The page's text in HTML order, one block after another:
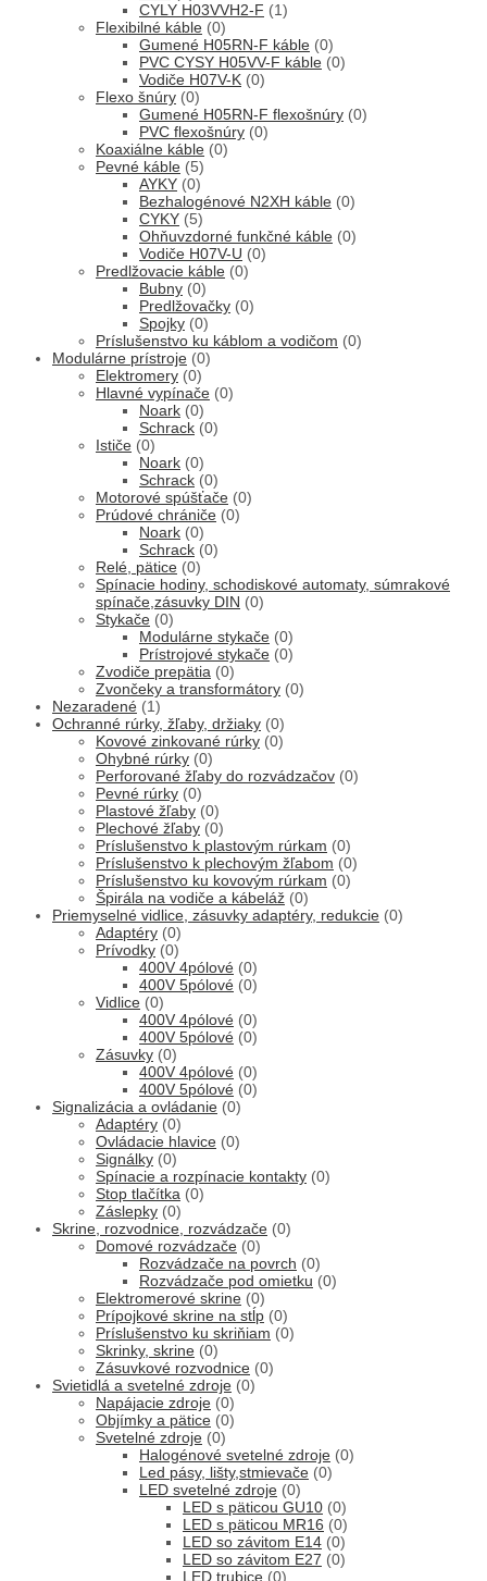
CYLY H03VVH2-F (1)
Flexibilné káble (0)
Gumené H05RN-F káble (0)
PVC CYSY H05VV-F káble (0)
Vodiče H07V-K (0)
Flexo šnúry (0)
Gumené H05RN-F flexošnúry (0)
PVC flexošnúry (0)
Koaxiálne káble (0)
Pevné káble (5)
AYKY (0)
Bezhalogénové N2XH káble (0)
CYKY (5)
Ohňuvzdorné funkčné káble (0)
Vodiče H07V-U (0)
Predlžovacie káble (0)
Bubny (0)
Predlžovačky (0)
Spojky (0)
Príslušenstvo ku káblom a vodičom (0)
Modulárne prístroje (0)
Elektromery (0)
Hlavné vypínače (0)
Noark (0)
Schrack (0)
Ističe (0)
Noark (0)
Schrack (0)
Motorové spúšťače (0)
Prúdové chrániče (0)
Noark (0)
Schrack (0)
Relé, pätice (0)
Spínacie hodiny, schodiskové automaty, súmrakové
spínače,zásuvky DIN (0)
Stykače (0)
Modulárne stykače (0)
Prístrojové stykače (0)
Zvodiče prepätia (0)
Zvončeky a transformátory (0)
Nezaradené (1)
Ochranné rúrky, žľaby, držiaky (0)
Kovové zinkované rúrky (0)
Ohybné rúrky (0)
Perforované žľaby do rozvádzačov (0)
Pevné rúrky (0)
Plastové žľaby (0)
Plechové žľaby (0)
Príslušenstvo k plastovým rúrkam (0)
Príslušenstvo k plechovým žľabom (0)
Príslušenstvo ku kovovým rúrkam (0)
Špirála na vodiče a kábeláž (0)
Priemyselné vidlice, zásuvky adaptéry, redukcie (0)
Adaptéry (0)
Prívodky (0)
400V 4pólové (0)
400V 5pólové (0)
Vidlice (0)
400V 4pólové (0)
400V 5pólové (0)
Zásuvky (0)
400V 4pólové (0)
400V 5pólové (0)
Signalizácia a ovládanie (0)
Adaptéry (0)
Ovládacie hlavice (0)
Signálky (0)
Spínacie a rozpínacie kontakty (0)
Stop tlačítka (0)
Záslepky (0)
Skrine, rozvodnice, rozvádzače (0)
Domové rozvádzače (0)
Rozvádzače na povrch (0)
Rozvádzače pod omietku (0)
Elektromerové skrine (0)
Prípojkové skrine na stĺp (0)
Príslušenstvo ku skriňiam (0)
Skrinky, skrine (0)
Zásuvkové rozvodnice (0)
Svietidlá a svetelné zdroje (0)
Napájacie zdroje (0)
Objímky a pätice (0)
Svetelné zdroje (0)
Halogénové svetelné zdroje (0)
Led pásy, lišty,stmievače (0)
LED svetelné zdroje (0)
LED s päticou GU10 (0)
LED s päticou MR16 (0)
LED so závitom E14 (0)
LED so závitom E27 (0)
LED trubice (0)